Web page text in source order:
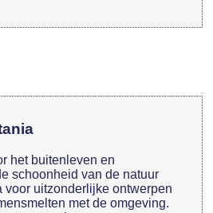
het buitenleven en
schoonheid van de natuur
voor uitzonderlijke ontwerpen
met de omgeving.